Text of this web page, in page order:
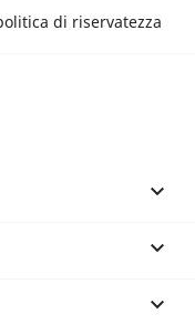
di riservatezza


